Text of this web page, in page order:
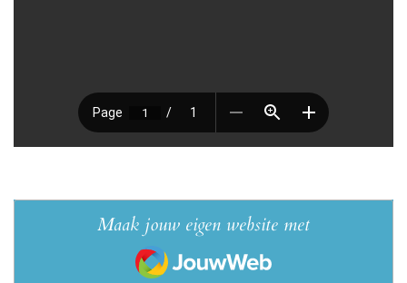
Maak jouw eigen website met
JouwWeb